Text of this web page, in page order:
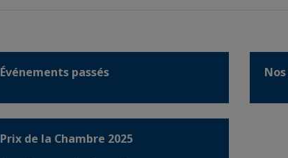
Événements passés
Prix de la Chambre 2025